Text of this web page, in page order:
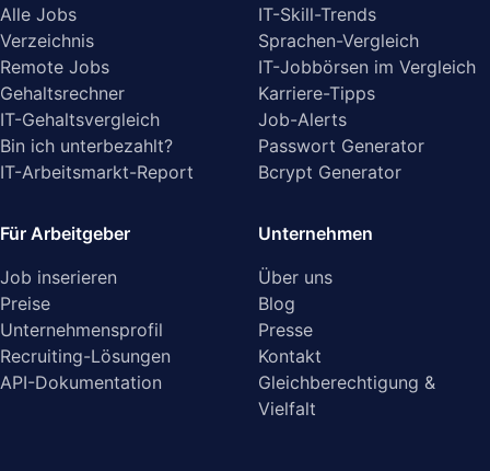
Alle Jobs
Verzeichnis
Remote Jobs
Gehaltsrechner
IT-Gehaltsvergleich
Bin ich unterbezahlt?
IT-Arbeitsmarkt-Report
IT-Skill-Trends
Sprachen-Vergleich
IT-Jobbörsen im Vergleich
Karriere-Tipps
Job-Alerts
Passwort Generator
Bcrypt Generator
Für Arbeitgeber
Job inserieren
Preise
Unternehmensprofil
Recruiting-Lösungen
API-Dokumentation
Unternehmen
Über uns
Blog
Presse
Kontakt
Gleichberechtigung &
Vielfalt